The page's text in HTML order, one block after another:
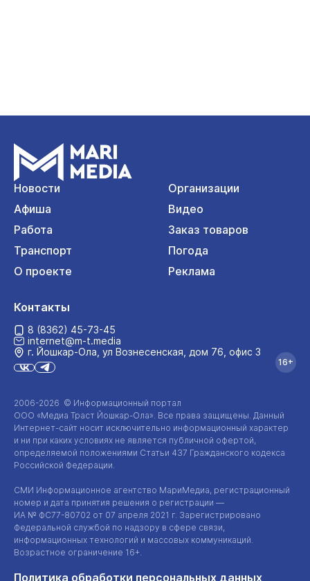
Новости
Организации
Афиша
Видео
Работа
Заказ товаров
Транспорт
Погода
О проекте
Реклама
2006-2026 © Информационный портал
ООО «Медиа Траст Йошкар-Ола». Все права защищены. Данный
Интернет-сайт носит исключительно информационный характер
и ни при каких условиях не является публичной офертой,
определяемой положениями Статьи 437 Гражданского кодекса
Российской Федерации.
СМИ Информационное агентство МариМедиа, регистрационный
номер и дата принятия решения о регистрации —
ИА № ФС77-80702 от 07 апреля 2021 г. Зарегистрировано
Федеральной службой по надзору в сфере связи,
информационных технологий и массовых коммуникаций.
Возрастное ограничение 16+.
Политика обработки персональных данных
Контакты
8 (8362) 45-73-45
internet@m-t.media
г. Йошкар‑Ола, ул Вознесенская, дом 76, офис 3
16+